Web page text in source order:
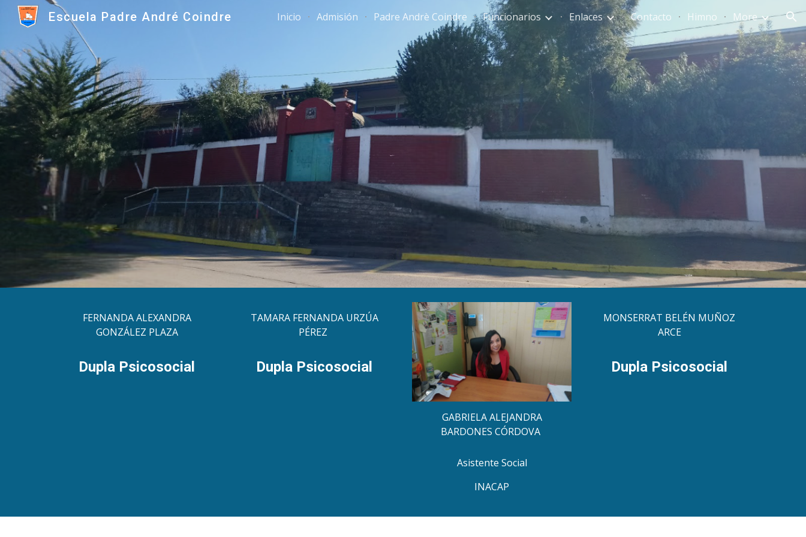
Skip to main content Skip to navigation
Escuela Padre André Coindre Inicio Admisión Padre Andrè Coindre Funcionarios Enlaces Contacto Himno More
FERNANDA ALEXANDRA
GONZÁLEZ PLAZA
Dupla Psicosocial
TAMARA FERNANDA URZÚA
PÉREZ
Dupla Psicosocial
GABRIELA ALEJANDRA
BARDONES CÓRDOVA
Asistente Social
INACAP
MONSERRAT BELÉN MUÑOZ
ARCE
Dupla Psicosocial